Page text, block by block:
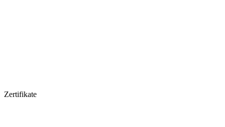
Zertifikate